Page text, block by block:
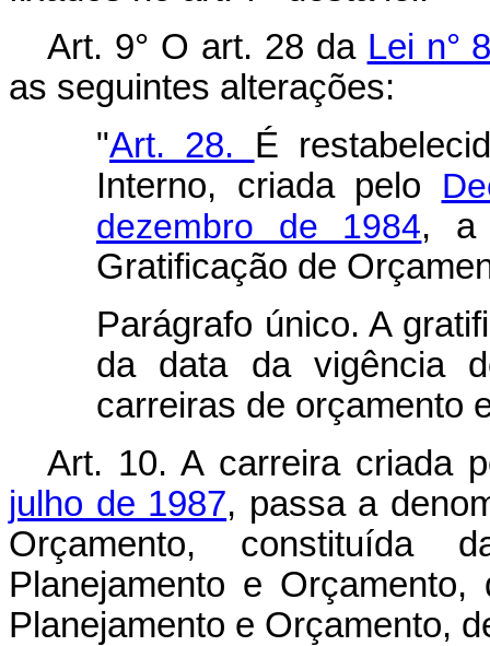
Art. 9° O art. 28 da Lei n°
as seguintes alterações:
"Art. 28. É
Interno, criada pelo
dezembro de 1984, a
Gratificação de
Parágrafo único. A
da data da vigência
carreiras de orçamento
Art. 10. A carreira criada
julho de 1987, passa a
Orçamento, constituída
Planejamento e
Planejamento e